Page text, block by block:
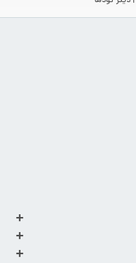
+
+
+